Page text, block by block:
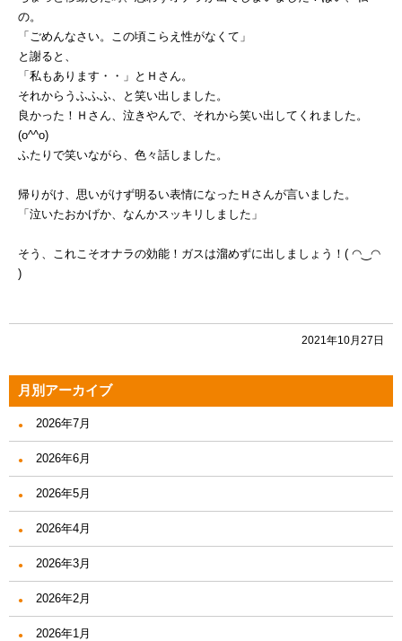
の。
「ごめんなさい。この頃こらえ性がなくて」
と謝ると、
「私もあります・・」とＨさん。
それからうふふふ、と笑い出しました。
良かった！Ｈさん、泣きやんで、それから笑い出してくれました。
(o^^o)
ふたりで笑いながら、色々話しました。
帰りがけ、思いがけず明るい表情になったＨさんが言いました。
「泣いたおかげか、なんかスッキリしました」
そう、これこそオナラの効能！ガスは溜めずに出しましょう！( ◠‿◠
)
2021年10月27日
月別アーカイブ
2026年7月
2026年6月
2026年5月
2026年4月
2026年3月
2026年2月
2026年1月